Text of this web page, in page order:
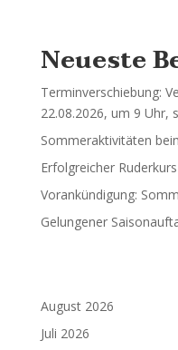
Neueste
Terminverschiebung:
22.08.2026, um 9 Uhr,
Sommeraktivitäten
Erfolgreicher
Vorankündigung:
Gelungener
August 2026
Juli 2026